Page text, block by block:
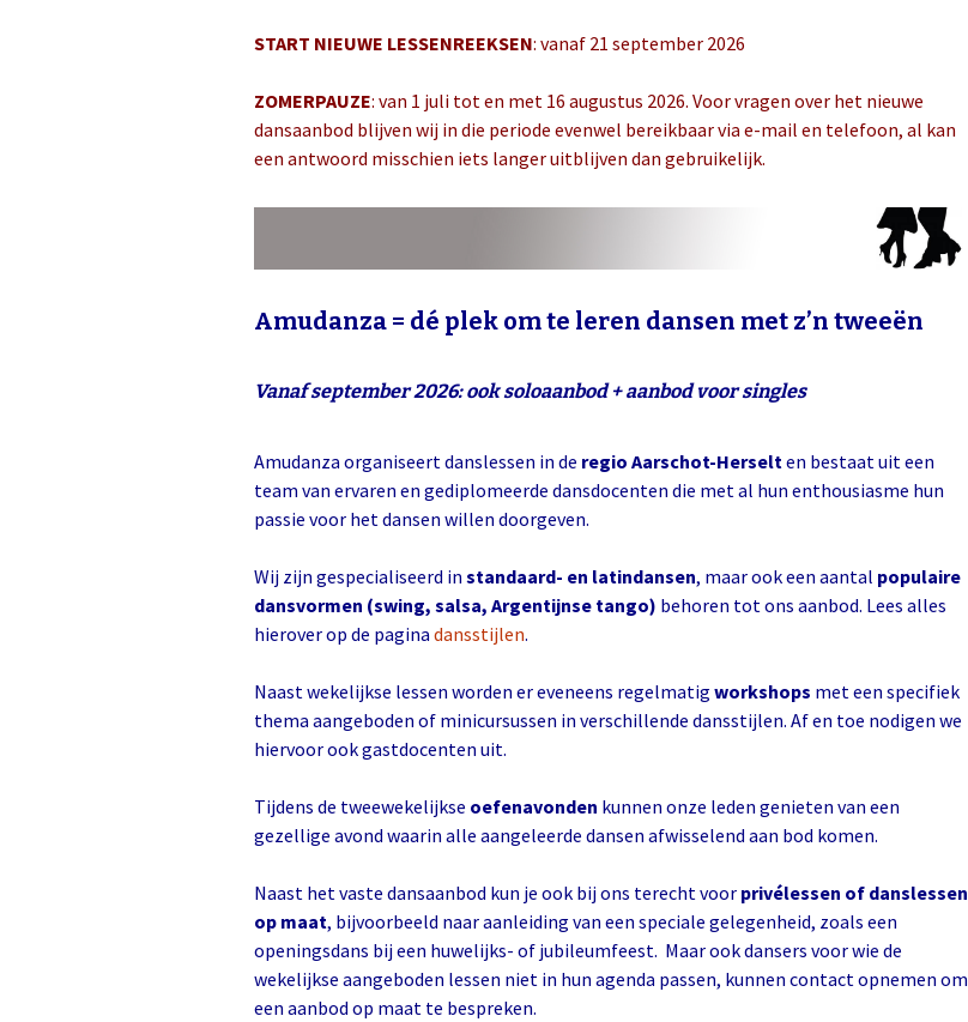
START NIEUWE LESSENREEKSEN: vanaf 21 september 2026
ZOMERPAUZE: van 1 juli tot en met 16 augustus 2026. Voor vragen over het nieuwe
dansaanbod blijven wij in die periode evenwel bereikbaar via e-mail en telefoon, al kan
een antwoord misschien iets langer uitblijven dan gebruikelijk.
Amudanza = dé plek om te leren dansen met z’n tweeën
Vanaf september 2026: ook soloaanbod + aanbod voor singles
Amudanza organiseert danslessen in de regio Aarschot-Herselt en bestaat uit een
team van ervaren en gediplomeerde dansdocenten die met al hun enthousiasme hun
passie voor het dansen willen doorgeven.
Wij zijn gespecialiseerd in standaard- en latindansen, maar ook een aantal populaire
dansvormen (swing, salsa, Argentijnse tango) behoren tot ons aanbod. Lees alles
hierover op de pagina dansstijlen.
Naast wekelijkse lessen worden er eveneens regelmatig workshops met een specifiek
thema aangeboden of minicursussen in verschillende dansstijlen. Af en toe nodigen we
hiervoor ook gastdocenten uit.
Tijdens de tweewekelijkse oefenavonden kunnen onze leden genieten van een
gezellige avond waarin alle aangeleerde dansen afwisselend aan bod komen.
Naast het vaste dansaanbod kun je ook bij ons terecht voor privélessen of danslessen
op maat, bijvoorbeeld naar aanleiding van een speciale gelegenheid, zoals een
openingsdans bij een huwelijks- of jubileumfeest. Maar ook dansers voor wie de
wekelijkse aangeboden lessen niet in hun agenda passen, kunnen contact opnemen om
een aanbod op maat te bespreken.